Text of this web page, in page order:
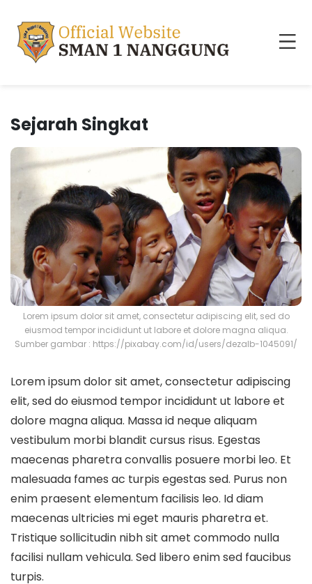
Sejarah Singkat
Lorem ipsum dolor sit amet, consectetur adipiscing elit, sed do
eiusmod tempor incididunt ut labore et dolore magna aliqua.
Sumber gambar : https://pixabay.com/id/users/dezalb-1045091/
Lorem ipsum dolor sit amet, consectetur adipiscing
elit, sed do eiusmod tempor incididunt ut labore et
dolore magna aliqua. Massa id neque aliquam
vestibulum morbi blandit cursus risus. Egestas
maecenas pharetra convallis posuere morbi leo. Et
malesuada fames ac turpis egestas sed. Purus non
enim praesent elementum facilisis leo. Id diam
maecenas ultricies mi eget mauris pharetra et.
Tristique sollicitudin nibh sit amet commodo nulla
facilisi nullam vehicula. Sed libero enim sed faucibus
turpis.